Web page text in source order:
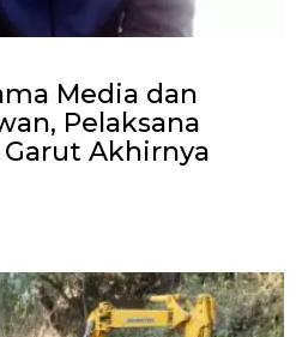
Media dan
Pelaksana
Akhirnya